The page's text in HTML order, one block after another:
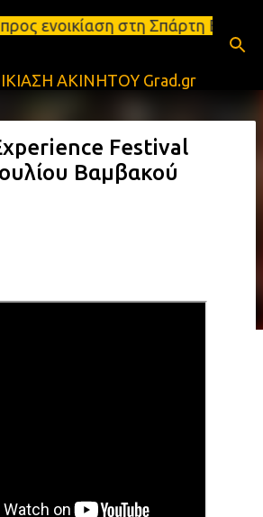
στο κύριο περιεχόμενο
Σπάρτη Ενοικιάσεις
ΑΚΙΝΗΤΟΥ Grad.gr
Festival
Βαμβακού